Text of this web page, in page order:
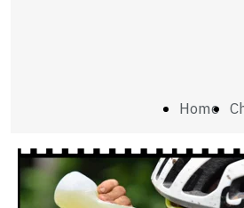
Home